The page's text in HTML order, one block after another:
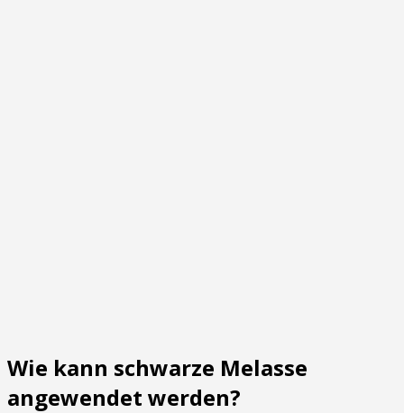
Wie kann schwarze Melasse
angewendet werden?